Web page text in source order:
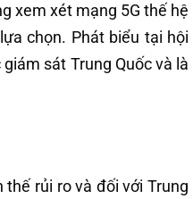
xem xét mạng 5G thế hệ
chọn. Phát biểu tại hội
sát Trung Quốc và là
rủi ro và đối với Trung